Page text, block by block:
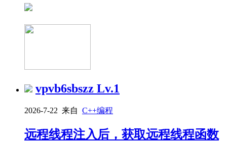
vpvb6sbszz Lv.1
2026-7-22 来自 C++编程
远程线程注入后，获取远程线程函数